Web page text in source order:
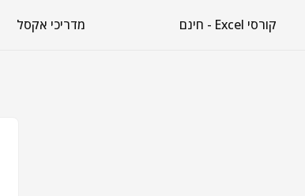
קורסי Excel - חינם מדריכי אקסל